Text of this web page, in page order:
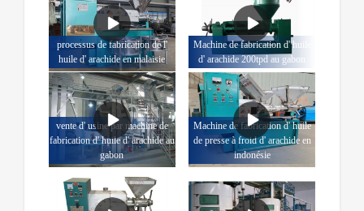
processus de fabrication de l'
huile d' arachide en malaisie
Machine de fabrication d' huile
d' arachide 200tpd au gabon
vente d' usine par machine de
fabrication d' huile d' arachide au
gabon
Machine de fabrication d' huile
de presse à froid d' arachide en
indonésie